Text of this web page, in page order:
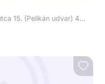
8000 Székesfehérvár, Kossuth utca 15. (Pelikán udvar) 4-es kapucsengő, 1.emelet